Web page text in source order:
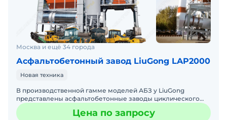
Москва и ещё 34 города
Асфальтобетонный завод LiuGong LAP2000
Новая техника
В производственной гамме моделей АБЗ у LiuGong
представлены асфальтобетонные заводы циклического
действия всех типов исполнения.Заводы циклического
типа - самый
Цена по запросу